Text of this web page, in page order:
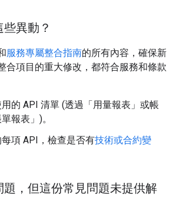
異動？
服務專屬整合指南的所有內容，確保新
合項目的重大修改，都符合服務和條款
的 API 清單 (透過「用量報表」 或帳
報表」 )。
項 API，檢查是否有技術或合約變
，但這份常見問題未提供解